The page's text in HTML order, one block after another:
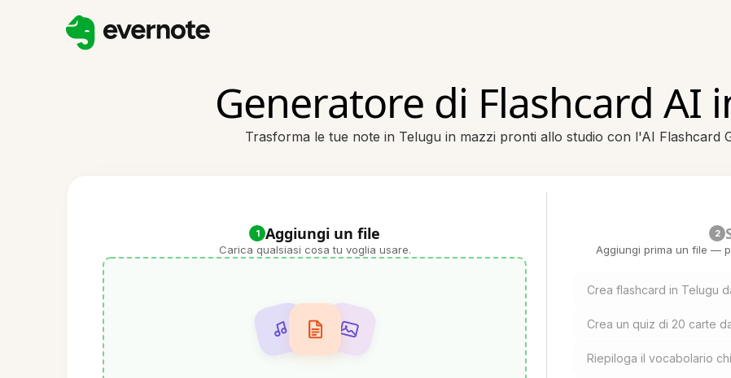
Generatore di Flashcard AI
Trasforma le tue note in Telugu in mazzi pronti allo studio con l'AI Flashcard
1 Aggiungi un file
Carica qualsiasi cosa tu voglia usare.
2
Aggiungi prima un file —
Crea flashcard in Telugu
Crea un quiz di 20 carte
Riepiloga il vocabolario